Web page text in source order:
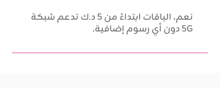
نعم، الباقات ابتداءً من 5 د.ك تدعم شبكة
5G دون أي رسوم إضافية.